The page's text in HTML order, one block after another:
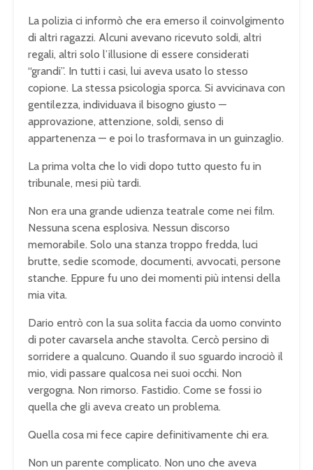
La polizia ci informò che era emerso il coinvolgimento
di altri ragazzi. Alcuni avevano ricevuto soldi, altri
regali, altri solo l’illusione di essere considerati
“grandi”. In tutti i casi, lui aveva usato lo stesso
copione. La stessa psicologia sporca. Si avvicinava con
gentilezza, individuava il bisogno giusto —
approvazione, attenzione, soldi, senso di
appartenenza — e poi lo trasformava in un guinzaglio.
La prima volta che lo vidi dopo tutto questo fu in
tribunale, mesi più tardi.
Non era una grande udienza teatrale come nei film.
Nessuna scena esplosiva. Nessun discorso
memorabile. Solo una stanza troppo fredda, luci
brutte, sedie scomode, documenti, avvocati, persone
stanche. Eppure fu uno dei momenti più intensi della
mia vita.
Dario entrò con la sua solita faccia da uomo convinto
di poter cavarsela anche stavolta. Cercò persino di
sorridere a qualcuno. Quando il suo sguardo incrociò il
mio, vidi passare qualcosa nei suoi occhi. Non
vergogna. Non rimorso. Fastidio. Come se fossi io
quella che gli aveva creato un problema.
Quella cosa mi fece capire definitivamente chi era.
Non un parente complicato. Non uno che aveva